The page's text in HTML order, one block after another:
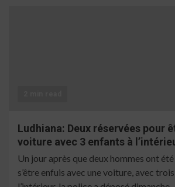
Ludhiana: Deux réservées pour
voiture avec 3 enfants à
Un jour après que deux hommes ont
s’être enfuis avec une voiture, avec